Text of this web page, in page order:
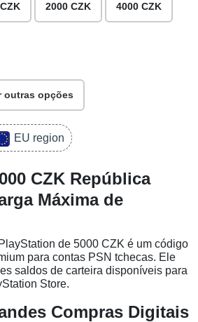
2000 CZK 4000 CZK
outras opções
EU region
CZK República
Máxima de
de 5000 CZK é um código
para contas PSN tchecas. Ele
saldos de carteira disponíveis para
Store.
Compras Digitais